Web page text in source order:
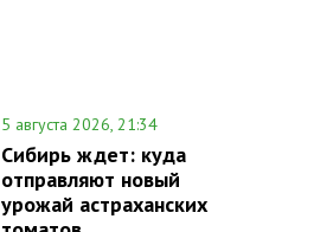
5 августа 2026, 21:34
Сибирь ждет: куда
отправляют новый
урожай астраханских